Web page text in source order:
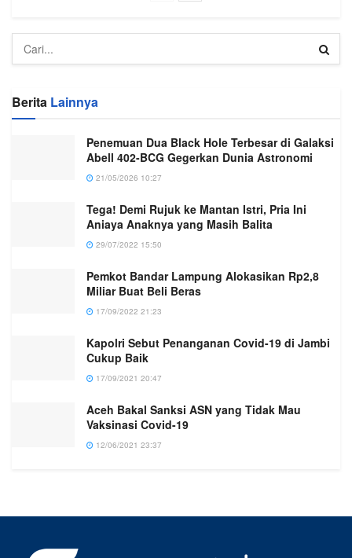
Berita Lainnya
Penemuan Dua Black Hole Terbesar di Galaksi
Abell 402-BCG Gegerkan Dunia Astronomi
21/05/2026 10:27
Tega! Demi Rujuk ke Mantan Istri, Pria Ini
Aniaya Anaknya yang Masih Balita
29/07/2022 15:50
Pemkot Bandar Lampung Alokasikan Rp2,8
Miliar Buat Beli Beras
17/09/2022 21:23
Kapolri Sebut Penanganan Covid-19 di Jambi
Cukup Baik
17/09/2021 20:47
Aceh Bakal Sanksi ASN yang Tidak Mau
Vaksinasi Covid-19
12/06/2021 23:37